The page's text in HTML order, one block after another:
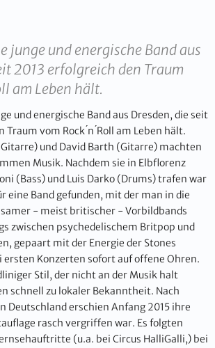
junge und energische Band aus
2013 erfolgreich den Traum
am Leben hält.
und energische Band aus Dresden, die seit
Traum vom Rock ́n ́Roll am Leben hält.
Gitarre) und David Barth (Gitarre) machten
Musik. Nachdem sie in Elbflorenz
(Bass) und Luis Darko (Drums) trafen war
eine Band gefunden, mit der man in die
- meist britischer - Vorbildbands
zwischen psychedelischem Britpop und
gepaart mit der Energie der Stones
ersten Konzerten sofort auf offene Ohren.
Stil, der nicht an der Musik halt
schnell zu lokaler Bekanntheit. Nach
Deutschland erschien Anfang 2015 ihre
rasch vergriffen war. Es folgten
(u.a. bei Circus HalliGalli,) bei